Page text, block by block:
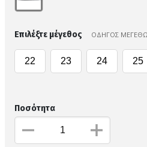
Επιλέξτε μέγεθος ΟΔΗΓΟΣ
22 23 24 25
Ποσότητα